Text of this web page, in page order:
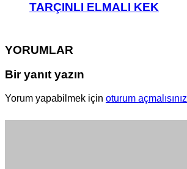
TARÇINLI ELMALI KEK
YORUMLAR
Bir yanıt yazın
Yorum yapabilmek için oturum açmalısınız